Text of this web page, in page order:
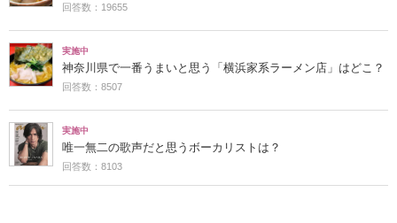
回答数：19655
実施中
神奈川県で一番うまいと思う「横浜家系ラーメン店」はどこ？
回答数：8507
実施中
唯一無二の歌声だと思うボーカリストは？
回答数：8103